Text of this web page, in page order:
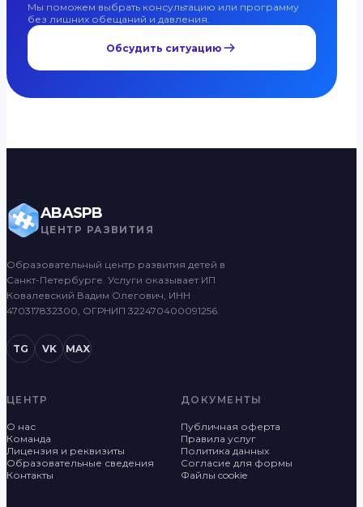
Мы поможем выбрать консультацию или программу
без лишних обещаний и давления.
Обсудить ситуацию
ABASPB
ЦЕНТР РАЗВИТИЯ
Образовательный центр развития детей в
Санкт-Петербурге. Услуги оказывает ИП
Ковалевский Вадим Олегович, ИНН
470317832300, ОГРНИП 322470400091256.
TG VK MAX
ЦЕНТР
О нас
Команда
Лицензия и реквизиты
Образовательные сведения
Контакты
ДОКУМЕНТЫ
Публичная оферта
Правила услуг
Политика данных
Согласие для формы
Файлы cookie